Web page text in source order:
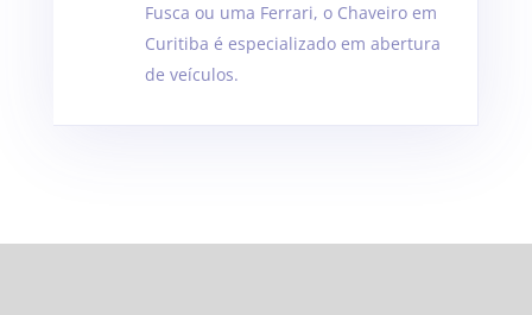
Fusca ou uma Ferrari, o Chaveiro em
Curitiba é especializado em abertura
de veículos.